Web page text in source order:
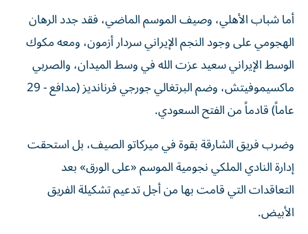
أما شباب الأهلي، وصيف الموسم الماضي، فقد جدد الرهان
الهجومي على وجود النجم الإيراني سردار أزمون، ومعه مكوك
الوسط الإيراني سعيد عزت الله في وسط الميدان، والصربي
ماكسيموفيتش، وضم البرتغالي جورجي فرنانديز (مدافع - 29
عاماً) قادماً من الفتح السعودي.
وضرب فريق الشارقة بقوة في ميركاتو الصيف، بل استحقت
إدارة النادي الملكي نجومية الموسم «على الورق» بعد
التعاقدات التي قامت بها من أجل تدعيم تشكيلة الفريق
الأبيض.